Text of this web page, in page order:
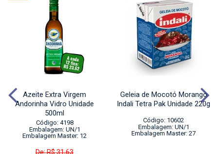
Azeite Extra Virgem
Andorinha Vidro Unidade
500ml
Código: 4198
Embalagem: UN/1
Embalagem Master: 12
De: R$ 31,63
Geleia de Mocotó Morango
Indali Tetra Pak Unidade 220g
Código: 10602
Embalagem: UN/1
Embalagem Master: 27